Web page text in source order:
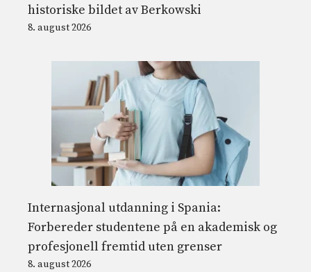
historiske bildet av Berkowski
8. august 2026
Internasjonal utdanning i Spania:
Forbereder studentene på en akademisk og
profesjonell fremtid uten grenser
8. august 2026